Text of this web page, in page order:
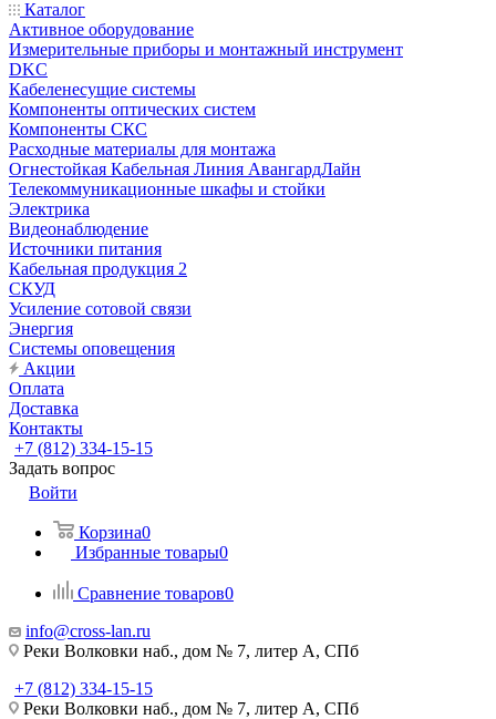
Каталог
Активное оборудование
Измерительные приборы и монтажный инструмент
DKC
Кабеленесущие системы
Компоненты оптических систем
Компоненты СКС
Расходные материалы для монтажа
Огнестойкая Кабельная Линия АвангардЛайн
Телекоммуникационные шкафы и стойки
Электрика
Видеонаблюдение
Источники питания
Кабельная продукция 2
СКУД
Усиление сотовой связи
Энергия
Системы оповещения
Акции
Оплата
Доставка
Контакты
+7 (812) 334-15-15
Задать вопрос
Войти
Корзина0
Избранные товары0
Сравнение товаров0
info@cross-lan.ru
Реки Волковки наб., дом № 7, литер А, СПб
+7 (812) 334-15-15
Реки Волковки наб., дом № 7, литер А, СПб